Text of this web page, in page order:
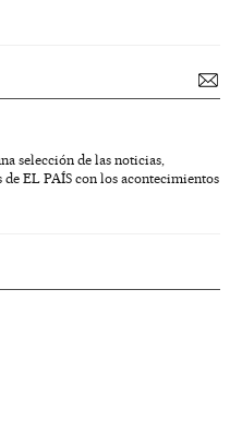
selección de las noticias,
EL PAÍS con los acontecimientos